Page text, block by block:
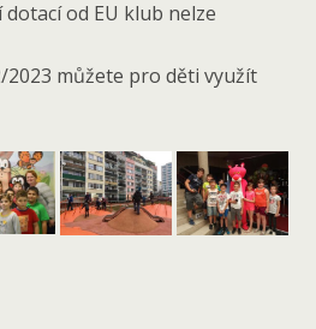
od EU klub nelze
2023 můžete pro děti využít